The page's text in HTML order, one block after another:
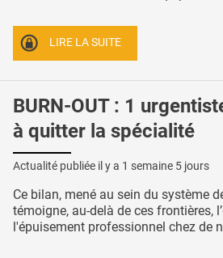
LIRE LA SUITE
BURN-OUT : 1
à quitter la spécialité
Actualité publiée il y a 1 semaine 5 jours
Ce bilan, mené au sein du système
témoigne, au-delà de ces frontières,
l'épuisement professionnel chez de